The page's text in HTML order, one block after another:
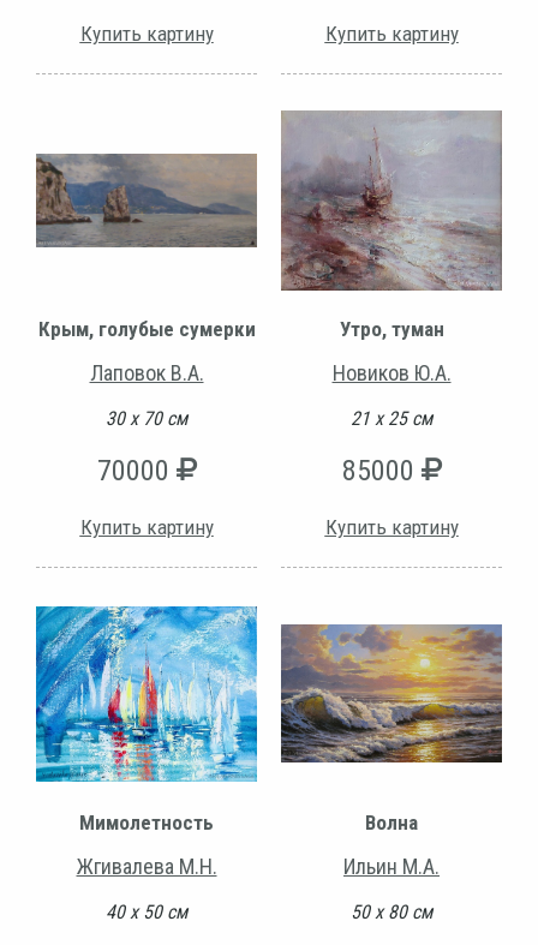
Купить картину Купить картину
Крым, голубые сумерки
Лаповок В.А.
30 х 70 см
70000
Купить картину
Утро, туман
Новиков Ю.А.
21 х 25 см
85000
Купить картину
Мимолетность
Жгивалева М.Н.
40 х 50 см
Волна
Ильин М.А.
50 х 80 см